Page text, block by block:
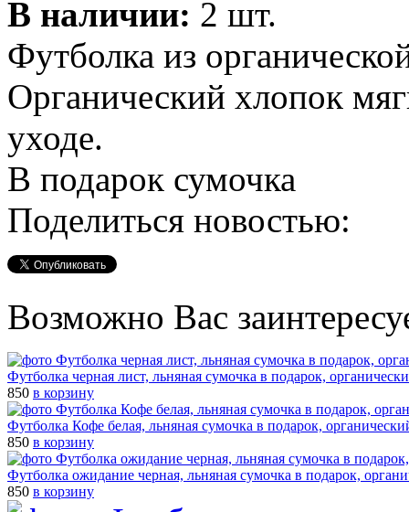
В наличии: 2 шт.
Футболка из
Органический хлопок
уходе.
В подарок сумочка
Поделиться новостью:
Возможно Вас
Футболка черная лист, льняная сумочка в подарок,
850 в корзину
Футболка Кофе белая, льняная сумочка в подарок,
850 в корзину
Футболка ожидание черная, льняная сумочка в подарок,
850 в корзину